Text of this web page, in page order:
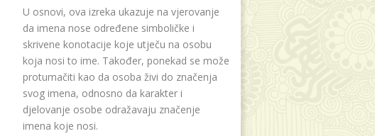
U osnovi, ova izreka ukazuje na vjerovanje
da imena nose određene simboličke i
skrivene konotacije koje utječu na osobu
koja nosi to ime. Također, ponekad se može
protumačiti kao da osoba živi do značenja
svog imena, odnosno da karakter i
djelovanje osobe odražavaju značenje
imena koje nosi.